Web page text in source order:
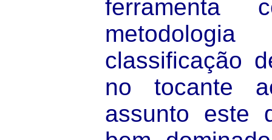
ferramenta
classificação
no tocante
assunto este